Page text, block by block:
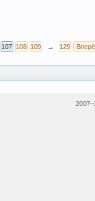
107 108 109 → 129
2007–